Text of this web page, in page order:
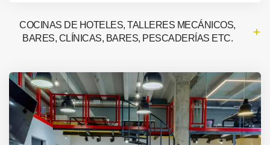
COCINAS DE HOTELES, TALLERES MECÁNICOS,
BARES, CLÍNICAS, BARES, PESCADERÍAS ETC.